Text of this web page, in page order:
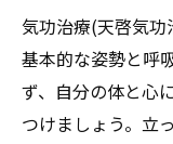
のステッ
日々の気功
するための
気功治療(天啓気功
基本的な姿勢と呼
ず、自分の体と心
つけましょう。立